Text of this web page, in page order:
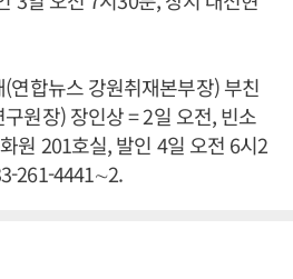
합뉴스 강원취재본부장) 부친
원장) 장인상 = 2일 오전, 빈소
원 201호실, 발인 4일 오전 6시2
261-4441∼2.